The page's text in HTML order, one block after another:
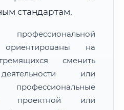
стандартам.
ориентированы на
сменить
или
проектной или